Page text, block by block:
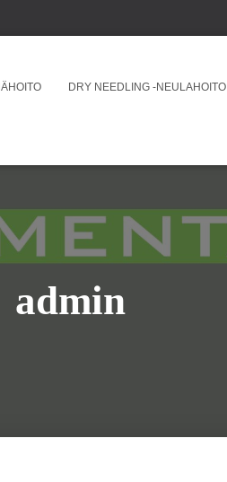
DRY NEEDLING -NEULAHOITO
admin